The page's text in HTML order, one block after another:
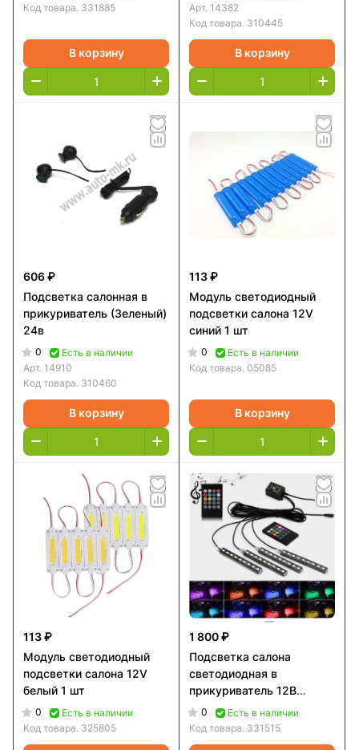
Код товара. 331885
В корзину
Арт. 14382
Код товара. 310445
В корзину
606 ₽
Подсветка салонная в
прикуриватель (Зеленый)
24в
0
Есть в наличии
Арт. 14910
Код товара. 310460
В корзину
113 ₽
Модуль светодиодный
подсветки салона 12V
синий 1 шт
0
Есть в наличии
Код товара. 05085
В корзину
113 ₽
Модуль светодиодный
подсветки салона 12V
белый 1 шт
0
Есть в наличии
Код товара. 325805
1 800 ₽
Подсветка салона
светодиодная в
прикуриватель 12В
управление с телефона, с
пульта 72SMD
0
Есть в наличии
Код товара. 331515